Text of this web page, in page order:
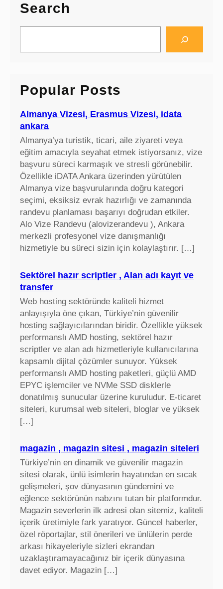
Search
a
h
Popular Posts
Almanya Vizesi, Erasmus Vizesi, idata
ankara
Almanya’ya turistik, ticari, aile ziyareti veya
eğitim amacıyla seyahat etmek istiyorsanız, vize
başvuru süreci karmaşık ve stresli görünebilir.
Özellikle iDATA Ankara üzerinden yürütülen
Almanya vize başvurularında doğru kategori
seçimi, eksiksiz evrak hazırlığı ve zamanında
randevu planlaması başarıyı doğrudan etkiler.
Alo Vize Randevu (alovizerandevu ), Ankara
merkezli profesyonel vize danışmanlığı
hizmetiyle bu süreci sizin için kolaylaştırır. […]
Sektörel hazır scriptler , Alan adı kayıt ve
transfer
Web hosting sektöründe kaliteli hizmet
anlayışıyla öne çıkan, Türkiye’nin güvenilir
hosting sağlayıcılarından biridir. Özellikle yüksek
performanslı AMD hosting, sektörel hazır
scriptler ve alan adı hizmetleriyle kullanıcılarına
kapsamlı dijital çözümler sunuyor. Yüksek
performanslı AMD hosting paketleri, güçlü AMD
EPYC işlemciler ve NVMe SSD disklerle
donatılmış sunucular üzerine kuruludur. E-ticaret
siteleri, kurumsal web siteleri, bloglar ve yüksek
[…]
magazin , magazin sitesi , magazin siteleri
Türkiye’nin en dinamik ve güvenilir magazin
sitesi olarak, ünlü isimlerin hayatından en sıcak
gelişmeleri, şov dünyasının gündemini ve
eğlence sektörünün nabzını tutan bir platformdur.
Magazin severlerin ilk adresi olan sitemiz, kaliteli
içerik üretimiyle fark yaratıyor. Güncel haberler,
özel röportajlar, stil önerileri ve ünlülerin perde
arkası hikayeleriyle sizleri ekrandan
uzaklaştıramayacağınız bir içerik dünyasına
davet ediyor. Magazin […]